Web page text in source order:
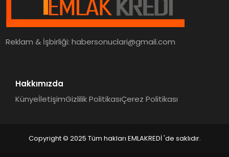
Reklam & İşbirliği:habersonuclari@gmail.com
Hakkımızda
KünyeİletişimGizlilik PolitikasıÇerez Politikası
Copyright © 2025 Tüm hakları EMLAKREDİ 'de saklıdır.